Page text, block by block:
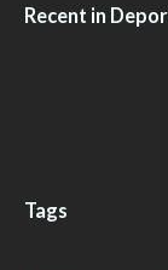
Recent in
Tags